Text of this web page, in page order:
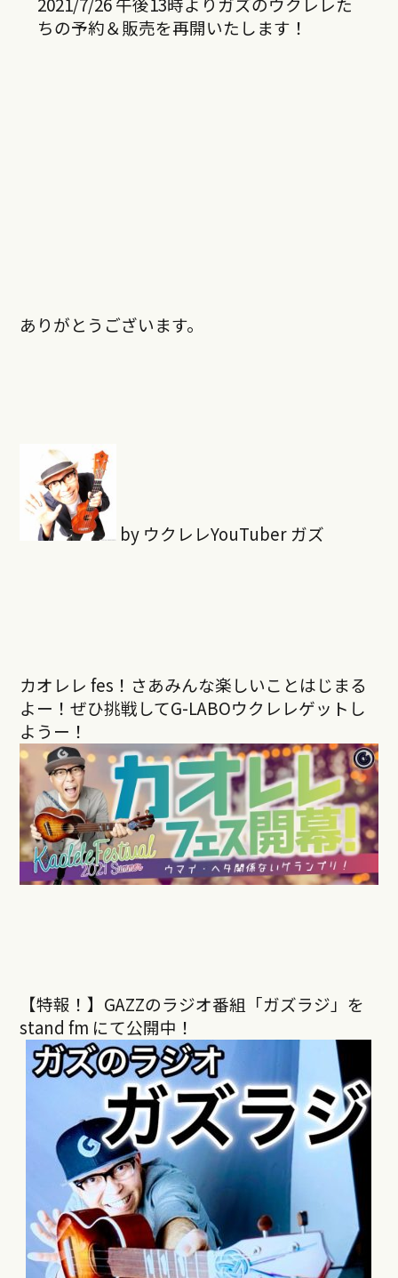
ありがとうございます。
by ウクレレYouTuber ガズ
カオレレ fes！さあみんな楽しいことはじまる
よー！ぜひ挑戦してG-LABOウクレレゲットし
ようー！
【特報！】GAZZのラジオ番組「ガズラジ」を
stand fm にて公開中！